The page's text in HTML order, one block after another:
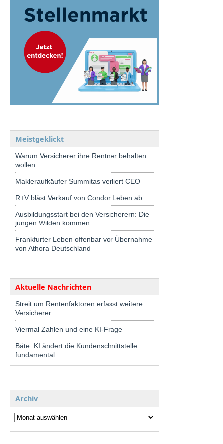
Meistgeklickt
Warum Versicherer ihre Rentner behalten
wollen
Makleraufkäufer Summitas verliert CEO
R+V bläst Verkauf von Condor Leben ab
Ausbildungsstart bei den Versicherern: Die
jungen Wilden kommen
Frankfurter Leben offenbar vor Übernahme
von Athora Deutschland
Aktuelle Nachrichten
Streit um Rentenfaktoren erfasst weitere
Versicherer
Viermal Zahlen und eine KI-Frage
Bäte: KI ändert die Kundenschnittstelle
fundamental
Archiv